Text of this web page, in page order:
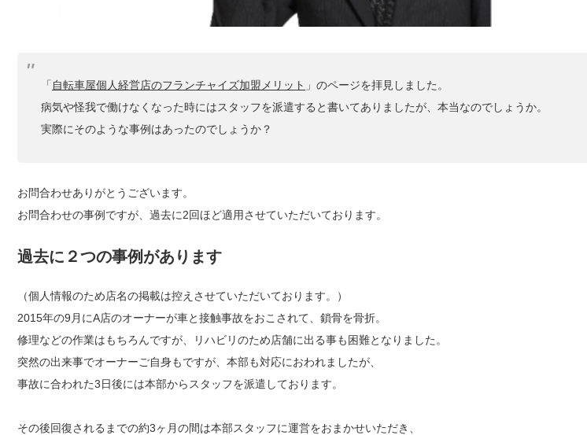
「 自転車屋個人経営店のフランチャイズ加盟メリット 」のページを拝見しました。
病気や怪我で働けなくなった時にはスタッフを派遣すると書いてありましたが、本当なのでしょうか。
実際にそのような事例はあったのでしょうか？
お問合わせありがとうございます。
お問合わせの事例ですが、過去に2回ほど適用させていただいております。
過去に２つの事例があります
（個人情報のため店名の掲載は控えさせていただいております。）
2015年の9月にA店のオーナーが車と接触事故をおこされて、鎖骨を骨折。
修理などの作業はもちろんですが、リハビリのため店舗に出る事も困難となりました。
突然の出来事でオーナーご自身もですが、本部も対応におわれましたが、
事故に合われた3日後には本部からスタッフを派遣しております。
その後回復されるまでの約3ヶ月の間は本部スタッフに運営をおまかせいただき、